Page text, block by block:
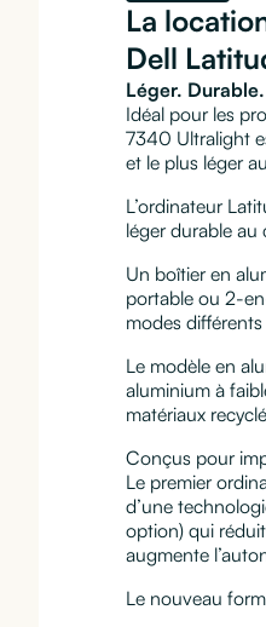
La
Dell
Léger.
Idéal pour les
7340 Ultralight
et le plus léger
L’ordinateur
léger durable
Un boîtier en
portable ou 2-
modes
Le modèle en
aluminium à
matériaux
Conçus pour
Le premier
d’une
option) qui
augmente
Le nouveau